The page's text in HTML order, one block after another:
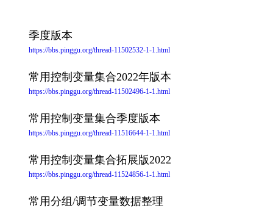
季度版本
https://bbs.pinggu.org/thread-11502532-1-1.html
常用控制变量集合2022年版本
https://bbs.pinggu.org/thread-11502496-1-1.html
常用控制变量集合季度版本
https://bbs.pinggu.org/thread-11516644-1-1.html
常用控制变量集合拓展版2022
https://bbs.pinggu.org/thread-11524856-1-1.html
常用分组/调节变量数据整理